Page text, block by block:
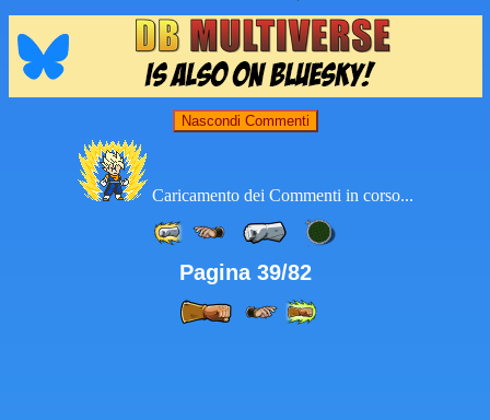
Nascondi Commenti
Caricamento dei Commenti in corso...
Pagina 39/82